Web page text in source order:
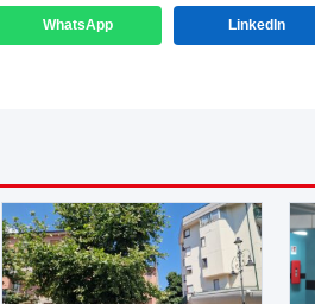
WhatsApp LinkedIn